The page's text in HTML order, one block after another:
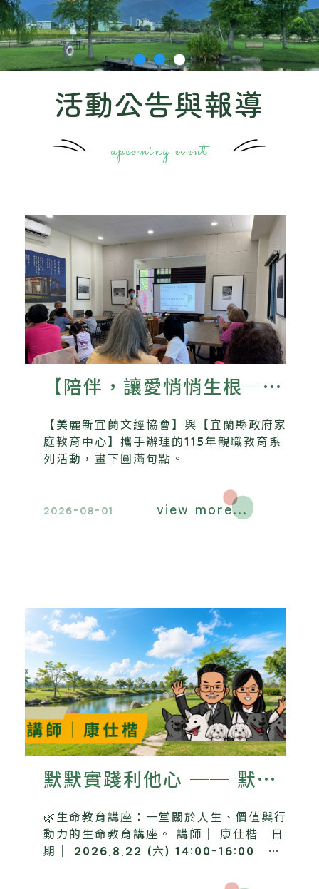
活動公告與報導
upcoming event
【陪伴，讓愛悄悄生根──
美麗新宜蘭文經協會115年
親職教育系列活動圓滿落
【美麗新宜蘭文經協會】與【宜蘭縣政府家
庭教育中心】攜手辦理的115年親職教育系
列活動，畫下圓滿句點。
2026-08-01 view more...
默默實踐利他心 ── 默默
書店與流浪動物的故事
🌿生命教育講座：一堂關於人生、價值與行
動力的生命教育講座。 講師｜ 康仕楷 日
期｜ 2026.8.22 (六) 14:00-16:00 地